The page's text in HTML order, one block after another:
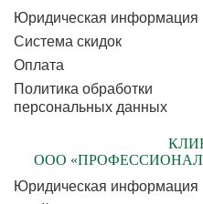
Юридическая информация
Cистема скидок
Оплата
Политика обработки
персональных данных
ООО
Юридическая информация